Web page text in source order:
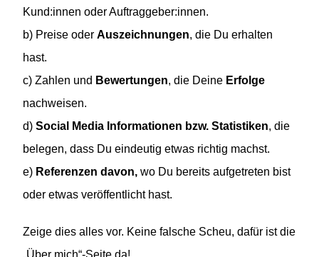
Kund:innen oder Auftraggeber:innen.
b) Preise oderAuszeichnungen, die Du erhalten
hast.
c) Zahlen und Bewertungen, die Deine Erfolge
nachweisen.
d) Social Media Informationen bzw. Statistiken, die
belegen, dass Du eindeutig etwas richtig machst.
e) Referenzen davon, wo Du bereits aufgetreten bist
oder etwas veröffentlicht hast.
Zeige dies alles vor. Keine falsche Scheu, dafür ist die
„Über mich“-Seite da!